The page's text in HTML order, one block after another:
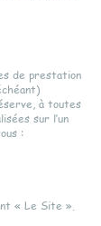
de prestation
à toutes
sur l’un
:
« Le Site ».